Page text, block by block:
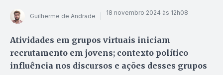
Guilherme de Andrade 18 novembro 2024 às 12h08
Atividades em grupos virtuais iniciam
recrutamento em jovens; contexto político
influência nos discursos e ações desses grupos